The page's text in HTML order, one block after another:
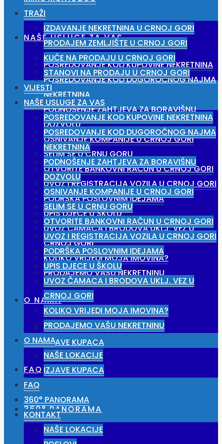
NAŠE USLUGE ZA VAS
POSREDOVANJE KOD KUPOVINE NEKRETNINA
POSREDOVANJE KOD DUGOROČNOG NAJMA
NEKRETNINA
PODNOŠENJE ZAHTJEVA ZA BORAVIŠNU
DOZVOLU
OSNIVANJE KOMPANIJE U CRNOJ GORI
SELIM SE U CRNU GORU
OTVORITE BANKOVNI RAČUN U CRNOJ GORI
UVOZ I REGISTRACIJA VOZILA U CRNOJ GORI
PODRŠKA POSLOVNIM IDEJAMA
UPIS DJECE U ŠKOLU
UVOZ ČAMACA I BRODOVA UKLJ. VEZ U
CRNOJ GORI
KOLIKO VRIJEDI MOJA IMOVINA?
PRODAJEMO VAŠU NEKRETNINU
O NAMA
NAŠE LOKACIJE
IZJAVE KUPACA
FAQ
360° PANORAMA
TRAŽI
IZDAVANJE NEKRETNINA U CRNOJ GORI
PRODAJEM ZEMLJIŠTE U CRNOJ GORI
KUĆE NA PRODAJU U CRNOJ GORI
STANOVI NA PRODAJU U CRNOJ GORI
VIJESTI
NAŠE USLUGE ZA VAS
POSREDOVANJE KOD KUPOVINE NEKRETNINA
POSREDOVANJE KOD DUGOROČNOG NAJMA
NEKRETNINA
PODNOŠENJE ZAHTJEVA ZA BORAVIŠNU
DOZVOLU
OSNIVANJE KOMPANIJE U CRNOJ GORI
SELIM SE U CRNU GORU
OTVORITE BANKOVNI RAČUN U CRNOJ GORI
UVOZ I REGISTRACIJA VOZILA U CRNOJ GORI
PODRŠKA POSLOVNIM IDEJAMA
UPIS DJECE U ŠKOLU
UVOZ ČAMACA I BRODOVA UKLJ. VEZ U
CRNOJ GORI
KOLIKO VRIJEDI MOJA IMOVINA?
PRODAJEMO VAŠU NEKRETNINU
O NAMA
NAŠE LOKACIJE
IZJAVE KUPACA
FAQ
360° PANORAMA
KONTAKT
NAŠE LOKACIJE